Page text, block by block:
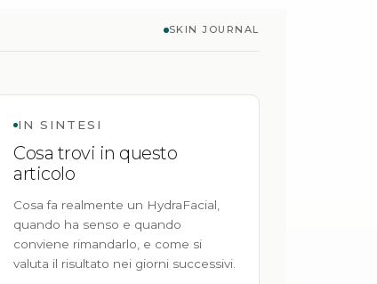
SKIN JOURNAL
IN SINTESI
Cosa trovi in questo
articolo
Cosa fa realmente un HydraFacial,
quando ha senso e quando
conviene rimandarlo, e come si
valuta il risultato nei giorni successivi.